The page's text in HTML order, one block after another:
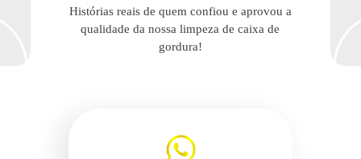
Histórias reais de quem confiou e aprovou a
qualidade da nossa limpeza de caixa de
gordura!